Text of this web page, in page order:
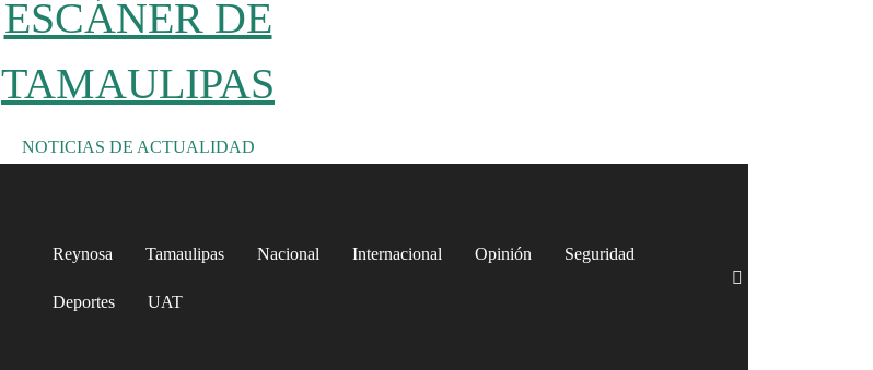
ESCÁNER DE
TAMAULIPAS
NOTICIAS DE ACTUALIDAD
Reynosa Tamaulipas Nacional Internacional Opinión Seguridad
Deportes UAT